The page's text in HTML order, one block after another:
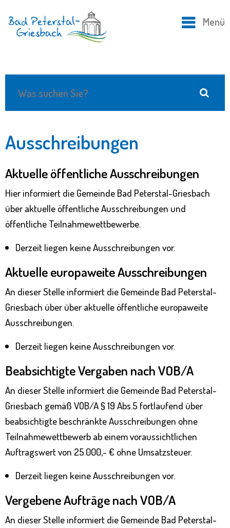
Menü
Ausschreibungen
Aktuelle öffentliche Ausschreibungen
Hier informiert die Gemeinde Bad Peterstal-Griesbach
über aktuelle öffentliche Ausschreibungen und
öffentliche Teilnahmewettbewerbe.
Derzeit liegen keine Ausschreibungen vor.
Aktuelle europaweite Ausschreibungen
An dieser Stelle informiert die Gemeinde Bad Peterstal-
Griesbach über über aktuelle öffentliche europaweite
Ausschreibungen.
Derzeit liegen keine Ausschreibungen vor.
Beabsichtigte Vergaben nach VOB/A
An dieser Stelle informiert die Gemeinde Bad Peterstal-
Griesbach gemäß VOB/A § 19 Abs.5 fortlaufend über
beabsichtigte beschränkte Ausschreibungen ohne
Teilnahmewettbewerb ab einem voraussichtlichen
Auftragswert von 25.000,- € ohne Umsatzsteuer.
Derzeit liegen keine Ausschreibungen vor.
Vergebene Aufträge nach VOB/A
An dieser Stelle informiert die Gemeinde Bad Peterstal-